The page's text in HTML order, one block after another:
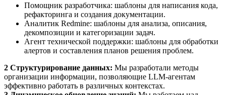
Помощник разработчика: шаблоны для написания кода,
рефакторинга и создания документации.
Аналитик Redmine: шаблоны для анализа, описания,
декомпозиции и категоризации задач.
Агент технической поддержки: шаблоны для обработки
алертов и составления планов решения проблем.
2 Структурирование данных: Мы разработали методы
организации информации, позволяющие LLM-агентам
эффективно работать в различных контекстах.